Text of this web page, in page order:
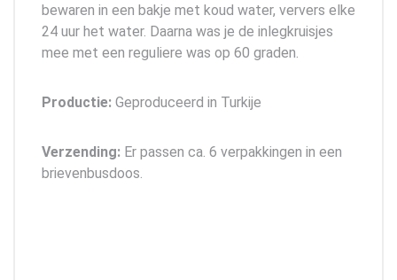
bewaren in een bakje met koud water, ververs elke
24 uur het water. Daarna was je de inlegkruisjes
mee met een reguliere was op 60 graden.
Productie: Geproduceerd in Turkije
Verzending: Er passen ca. 6 verpakkingen in een
brievenbusdoos.